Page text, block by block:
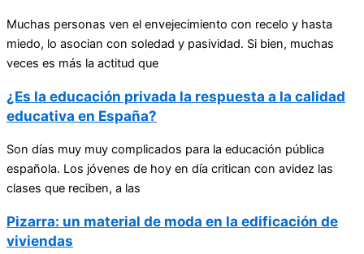
Muchas personas ven el envejecimiento con recelo y hasta
miedo, lo asocian con soledad y pasividad. Si bien, muchas
veces es más la actitud que
¿Es la educación privada la respuesta a la calidad
educativa en España?
Son días muy muy complicados para la educación pública
española. Los jóvenes de hoy en día critican con avidez las
clases que reciben, a las
Pizarra: un material de moda en la edificación de
viviendas